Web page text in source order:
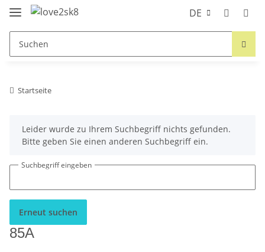
DE
Startseite
xLeider wurde zu Ihrem Suchbegriff nichts gefunden.
Bitte geben Sie einen anderen Suchbegriff ein.
Suchbegriff eingeben
Erneut suchen
85A